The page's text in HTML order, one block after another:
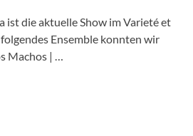
ist die aktuelle Show im Varieté et
Ensemble konnten wir
Machos | …